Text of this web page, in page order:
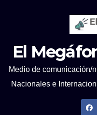
El
Medio de comunicación/
Nacionales e